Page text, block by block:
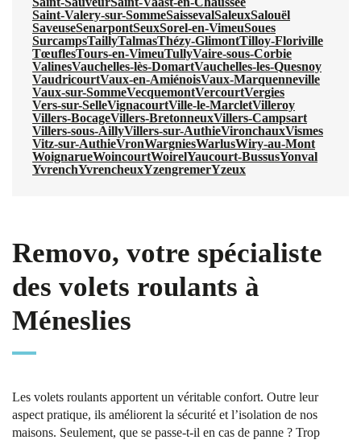
Saint-Valery-sur-SommeSaissevalSaleuxSalouël
SaveuseSenarpontSeuxSorel-en-VimeuSoues
SurcampsTaillyTalmasThézy-GlimontTilloy-Floriville
TœuflesTours-en-VimeuTullyVaire-sous-Corbie
ValinesVauchelles-lès-DomartVauchelles-les-Quesnoy
VaudricourtVaux-en-AmiénoisVaux-Marquenneville
Vaux-sur-SommeVecquemontVercourtVergies
Vers-sur-SelleVignacourtVille-le-MarcletVilleroy
Villers-BocageVillers-BretonneuxVillers-Campsart
Villers-sous-AillyVillers-sur-AuthieVironchauxVismes
Vitz-sur-AuthieVronWargniesWarlusWiry-au-Mont
WoignarueWoincourtWoirelYaucourt-BussusYonval
YvrenchYvrencheuxYzengremerYzeux
Removo, votre spécialiste
des volets roulants à
Méneslies
Les volets roulants apportent un véritable confort. Outre leur
aspect pratique, ils améliorent la sécurité et l’isolation de nos
maisons. Seulement, que se passe-t-il en cas de panne ? Trop